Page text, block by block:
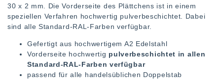
30 x 2 mm. Die Vorderseite des Plättchens ist in einem
speziellen Verfahren hochwertig pulverbeschichtet. Dabei
sind alle Standard-RAL-Farben verfügbar.
Gefertigt aus hochwertigem A2 Edelstahl
Vorderseite hochwertig pulverbeschichtet in allen
Standard-RAL-Farben verfügbar
passend für alle handelsüblichen Doppelstab